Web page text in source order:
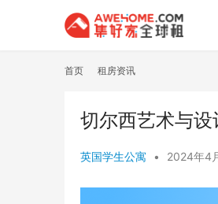
首页 租房资讯
切尔西艺术与
英国学生公寓 • 2024年4